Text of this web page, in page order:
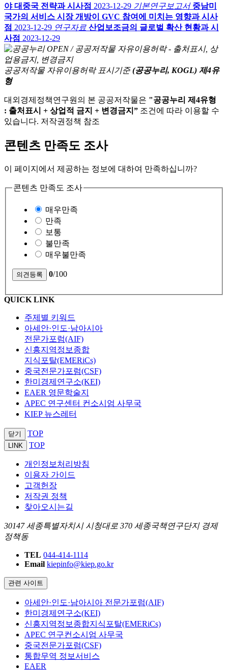
야 대중국 전략과 시사점 2023-12-29 기본연구보고서 중남미
국가의 서비스 시장 개방이 GVC 참여에 미치는 영향과 시사
점 2023-12-29 연구자료 산업보조금의 글로벌 확산 현황과 시
사점 2023-12-29
공공저작물 자유이용허락 표시기준 (공공누리, KOGL) 제4유
형
대외경제정책연구원의 본 공공저작물은 "공공누리 제4유형
: 출처표시 + 상업적 금지 + 변경금지” 조건에 따라 이용할 수
있습니다. 저작권정책 참조
콘텐츠 만족도 조사
이 페이지에서 제공하는 정보에 대하여 만족하십니까?
콘텐츠 만족도 조사
매우만족
만족
보통
불만족
매우불만족
0/100
QUICK LINK
주제별 키워드
아세안·인도·남아시아
전문가포럼(AIF)
신흥지역정보종합
지식포탈(EMERiCs)
중국전문가포럼(CSF)
한미경제연구소(KEI)
EAER 영문학술지
APEC 연구센터 컨소시엄 사무국
KIEP 뉴스레터
닫기 TOP
LINK TOP
개인정보처리방침
이용자 가이드
고객헌장
저작권 정책
찾아오시는길
30147 세종특별자치시 시청대로 370 세종국책연구단지 경제
정책동
TEL 044-414-1114
Email kiepinfo@kiep.go.kr
관련 사이트
아세안·인도·남아시아 전문가포럼(AIF)
한미경제연구소(KEI)
신흥지역정보종합지식포탈(EMERiCs)
APEC 연구컨소시엄 사무국
중국전문가포럼(CSF)
통합무역 정보서비스
EAER